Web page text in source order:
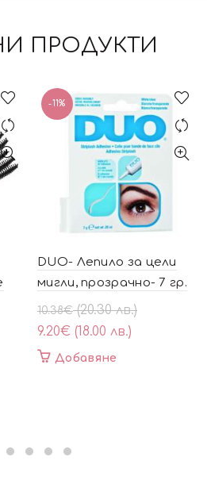
ПРОДУКТИ
-11%
DUO- Лепило за цели
мигли, прозрачно- 7 гр.
10.38€ (20.30 лв.)
Original
price
was:
9.20€ (18.00 лв.)
Текущата
цена
е:
Добавяне